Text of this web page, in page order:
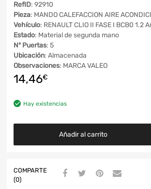
RefID: 92910
Pieza: MANDO CALEFACCION AIRE
Vehículo: RENAULT CLIO II FASE I BCB0 1.2
Estado: Material de segunda mano
Nº Puertas: 5
Ubicación: Almacenada
Observaciones: MARCA VALEO
14,46€
Hay existencias
Añadir al carrito
COMPARTE
(0)